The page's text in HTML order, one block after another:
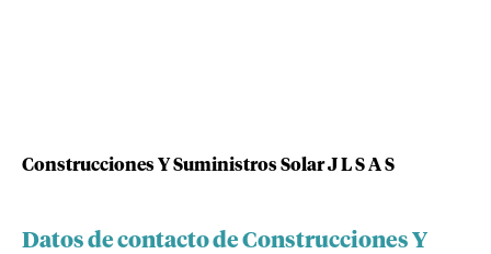
Construcciones Y Suministros Solar J L S A S
Datos de contacto de Construcciones Y